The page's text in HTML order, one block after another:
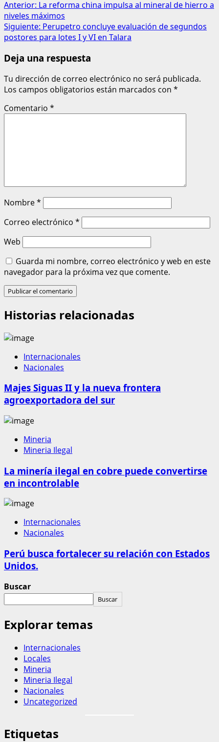
Anterior: La reforma china impulsa al mineral de hierro a
niveles máximos
Siguiente: Perupetro concluye evaluación de segundos
postores para lotes I y VI en Talara
Deja una respuesta
Tu dirección de correo electrónico no será publicada.
Los campos obligatorios están marcados con *
Comentario *
Nombre*
Correo electrónico *
Web
Guarda mi nombre, correo electrónico y web en este
navegador para la próxima vez que comente.
Historias relacionadas
Internacionales
Nacionales
Majes Siguas II y la nueva frontera
agroexportadora del sur
Mineria
Mineria Ilegal
La minería ilegal en cobre puede convertirse
en incontrolable
Internacionales
Nacionales
Perú busca fortalecer su relación con Estados
Unidos.
Buscar
Buscar
Explorar temas
Internacionales
Locales
Mineria
Mineria Ilegal
Nacionales
Uncategorized
Etiquetas